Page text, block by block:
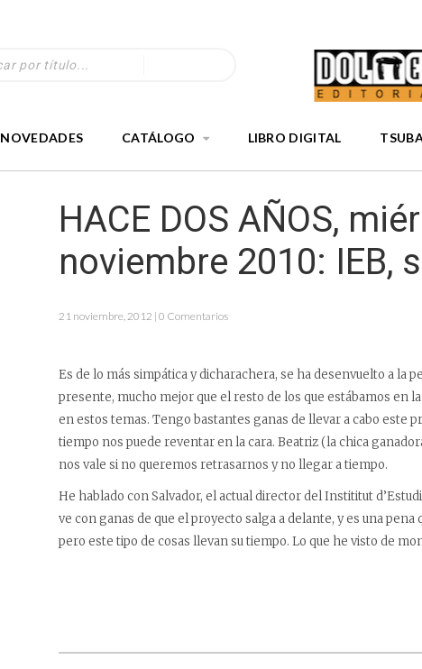
NOVEDADES CATÁLOGO LIBRO DIGITAL
HACE DOS AÑOS,
noviembre 2010: IEB,
21 noviembre, 2012 | 0 Comentarios
Es de lo más simpática y dicharachera, se ha desenvuelto a la
presente, mucho mejor que el resto de los que estábamos en
en estos temas. Tengo bastantes ganas de llevar a cabo este
tiempo nos puede reventar en la cara. Beatriz (la chica
nos vale si no queremos retrasarnos y no llegar a tiempo.
He hablado con Salvador, el actual director del Instititut
ve con ganas de que el proyecto salga a delante, y es una
pero este tipo de cosas llevan su tiempo. Lo que he visto de